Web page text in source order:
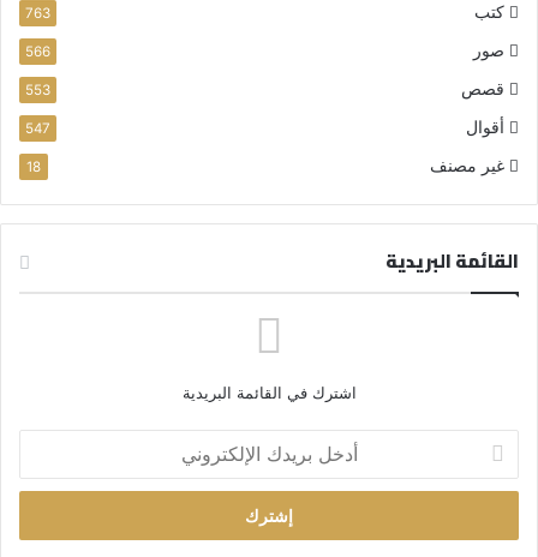
كتب 763
صور 566
قصص 553
أقوال 547
غير مصنف 18
القائمة البريدية
اشترك في القائمة البريدية
خ
ب